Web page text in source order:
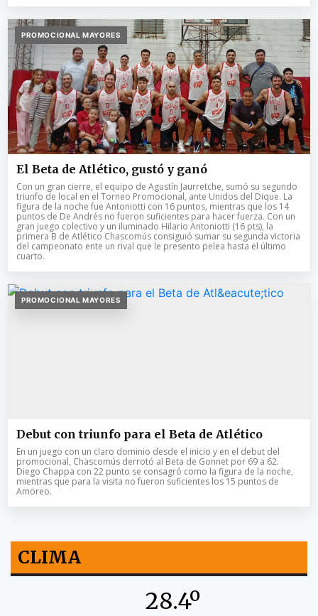
PROMOCIONAL MAYORES
El Beta de Atlético, gustó y ganó
Con un gran cierre, el equipo de Agustín Jaurretche, sumó su segundo
triunfo de local en el Torneo Promocional, ante Unidos del Dique. La
figura de la noche fue Antoniotti con 16 puntos, mientras que los 14
puntos de De Andrés no fueron suficientes para hacer fuerza. Con un
gran juego colectivo y un iluminado Hilario Antoniotti (16 pts), la
primera B de Atlético Chascomús consiguió sumar su segunda victoria
del campeonato ente un rival que le presento pelea hasta el último
cuarto.
PROMOCIONAL MAYORES
Debut con triunfo para el Beta de Atlético
En un juego con un claro dominio desde el inicio y en el debut del
promocional, Chascomús derrotó al Beta de Gonnet por 69 a 62.
Diego Chappa con 22 punto se consagró como la figura de la noche,
mientras que para la visita no fueron suficientes los 15 puntos de
Amoreo.
CLIMA
28.4º